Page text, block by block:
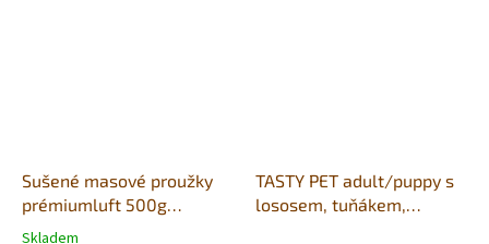
Sušené masové proužky
prémiumluft 500g
(sáček)- zvěřina
Skladem
TASTY PET adult/puppy s
lososem, tuňákem,